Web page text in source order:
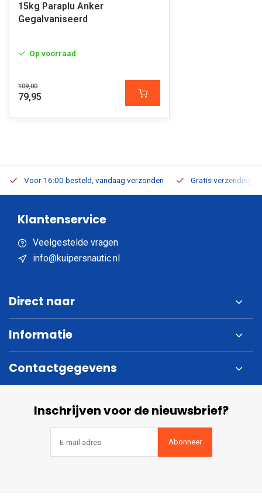
15kg Paraplu Anker
Gegalvaniseerd
Op voorraad
109,00
79,95
Voor 16:00 besteld, vandaag verzonden Gratis verzending
Klantenservice
Veelgestelde vragen
info@kuipersnautic.nl
Direct naar
Informatie
Contactgegevens
Inschrijven voor de nieuwsbrief?
Abonneer